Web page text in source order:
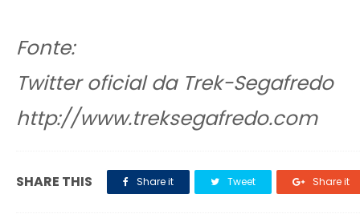
Fonte:
Twitter oficial da Trek-Segafredo
http://www.treksegafredo.com
SHARE THIS Share it Tweet Share it